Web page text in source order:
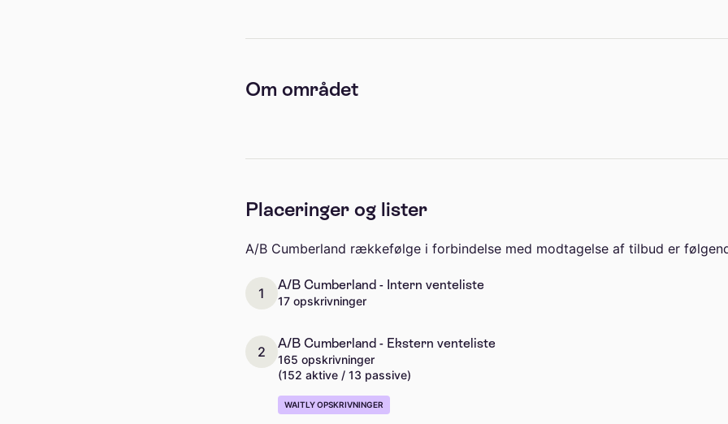
Om området
Placeringer og lister
A/B Cumberland rækkefølge i forbindelse med modtagelse af tilbud er
1
A/B Cumberland - Intern venteliste
17 opskrivninger
2
A/B Cumberland - Ekstern venteliste
165 opskrivninger
(152 aktive / 13 passive)
WAITLY OPSKRIVNINGER